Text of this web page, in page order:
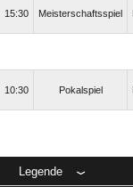
15:30 Meisterschaftsspiel
10:30 Pokalspiel
Legende